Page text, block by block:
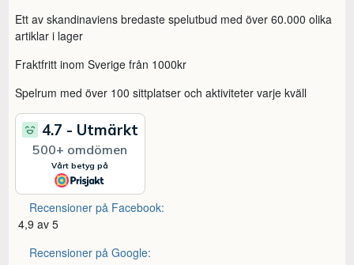
Ett av skandinaviens bredaste spelutbud med över 60.000 olika
artiklar i lager
Fraktfritt inom Sverige från 1000kr
Spelrum med över 100 sittplatser och aktiviteter varje kväll
Recensioner på Facebook:
4,9 av 5
Recensioner på Google: